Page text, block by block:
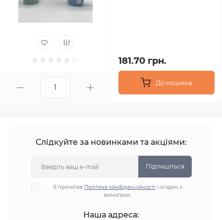
181.70 грн.
До кошика
Слідкуйте за новинками та акціями:
Підпишіться
Я прочитав Політика конфіденційності і згоден з
вимогами
Наша адреса: